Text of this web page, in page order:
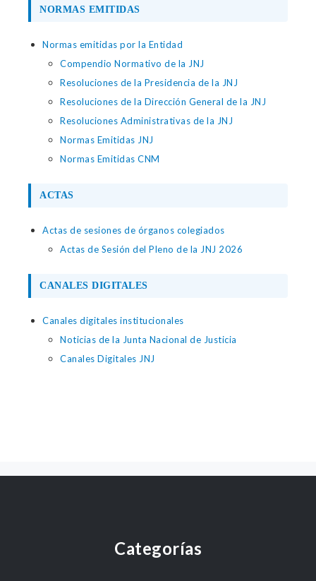
NORMAS EMITIDAS
Normas emitidas por la Entidad
Compendio Normativo de la JNJ
Resoluciones de la Presidencia de la JNJ
Resoluciones de la Dirección General de la JNJ
Resoluciones Administrativas de la JNJ
Normas Emitidas JNJ
Normas Emitidas CNM
ACTAS
Actas de sesiones de órganos colegiados
Actas de Sesión del Pleno de la JNJ 2026
CANALES DIGITALES
Canales digitales institucionales
Noticias de la Junta Nacional de Justicia
Canales Digitales JNJ
Categorías